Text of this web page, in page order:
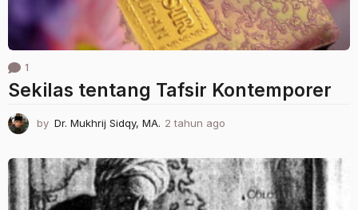
1
Sekilas tentang Tafsir Kontemporer
by Dr. Mukhrij Sidqy, MA. 2 tahun ago
h
u
n